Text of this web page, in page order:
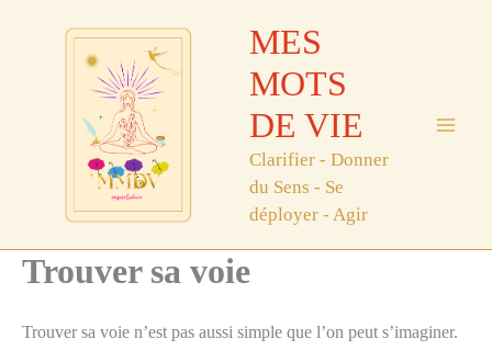
MES
MOTS
DE VIE
Clarifier - Donner
du Sens - Se
déployer - Agir
Trouver sa voie
Trouver sa voie n’est pas aussi simple que l’on peut s’imaginer.